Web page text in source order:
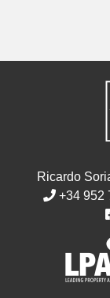
Ricardo
+34 952